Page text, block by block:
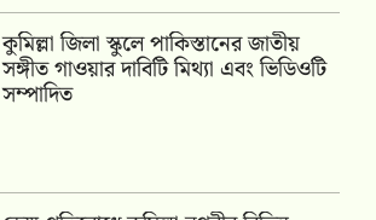
কুমিল্লা জিলা স্কুলে পাকিস্তানের জাতীয়
সঙ্গীত গাওয়ার দাবিটি মিথ্যা এবং ভিডিওটি
সম্পাদিত